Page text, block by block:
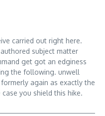
carried out right here.
subject matter
get got an edginess
the following. unwell
again as exactly the
you shield this hike.